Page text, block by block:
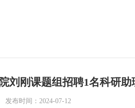
刘刚课题组招聘1名科研助
发布时间：2024-07-12